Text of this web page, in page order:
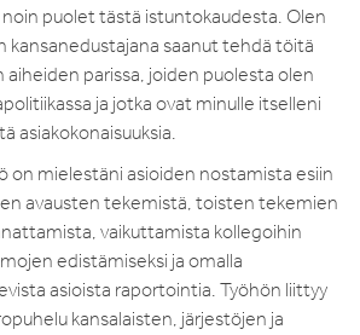
noin puolet tästä istuntokaudesta. Olen
kansanedustajana saanut tehdä töitä
aiheiden parissa, joiden puolesta olen
ja jotka ovat minulle itselleni
asiakokonaisuuksia.
on mielestäni asioiden nostamista esiin
avausten tekemistä, toisten tekemien
vaikuttamista kollegoihin
edistämiseksi ja omalla
asioista raportointia. Työhön liittyy
kansalaisten, järjestöjen ja